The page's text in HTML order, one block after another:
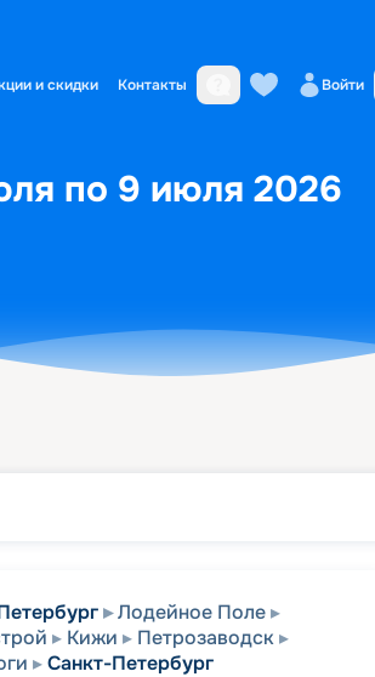
и скидки Контакты Войти
по 9 июля 2026
Лодейное Поле
Кижи
Петрозаводск
Санкт-Петербург